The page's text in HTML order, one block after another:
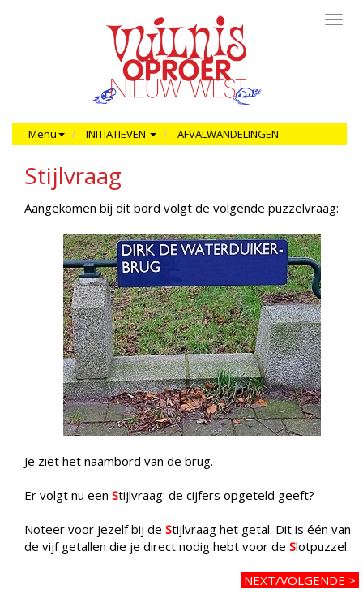
Menu INITIATIEVEN AFVALWANDELINGEN
Stijlvraag
Aangekomen bij dit bord volgt de volgende puzzelvraag:
Je ziet het naambord van de brug.
Er volgt nu een Stijlvraag: de cijfers opgeteld geeft?
Noteer voor jezelf bij de Stijlvraag het getal. Dit is één van
de vijf getallen die je direct nodig hebt voor de Slotpuzzel.
NEXT/VOLGENDE >